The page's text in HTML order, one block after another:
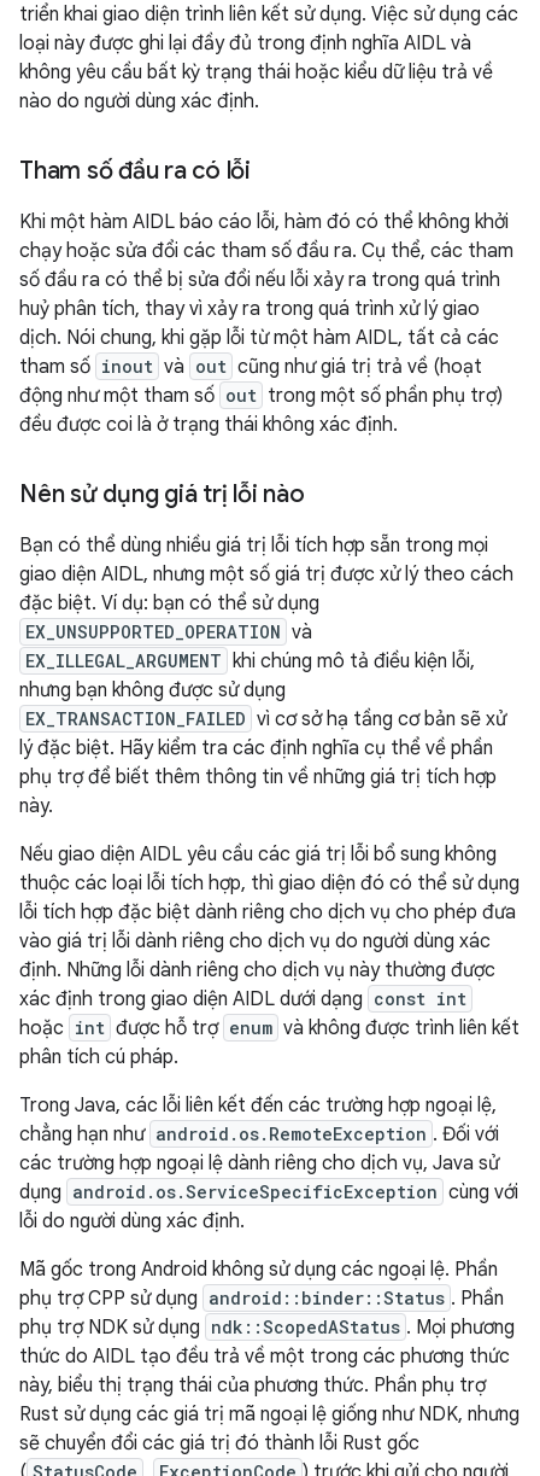
triển khai giao diện trình liên kết sử dụng. Việc sử dụng các
loại này được ghi lại đầy đủ trong định nghĩa AIDL và
không yêu cầu bất kỳ trạng thái hoặc kiểu dữ liệu trả về
nào do người dùng xác định.
Tham số đầu ra có lỗi
Khi một hàm AIDL báo cáo lỗi, hàm đó có thể không khởi
chạy hoặc sửa đổi các tham số đầu ra. Cụ thể, các tham
số đầu ra có thể bị sửa đổi nếu lỗi xảy ra trong quá trình
huỷ phân tích, thay vì xảy ra trong quá trình xử lý giao
dịch. Nói chung, khi gặp lỗi từ một hàm AIDL, tất cả các
tham số inout và out cũng như giá trị trả về (hoạt
động như một tham số out trong một số phần phụ trợ)
đều được coi là ở trạng thái không xác định.
Nên sử dụng giá trị lỗi nào
Bạn có thể dùng nhiều giá trị lỗi tích hợp sẵn trong mọi
giao diện AIDL, nhưng một số giá trị được xử lý theo cách
đặc biệt. Ví dụ: bạn có thể sử dụng
EX_UNSUPPORTED_OPERATION và
EX_ILLEGAL_ARGUMENT
khi chúng mô tả điều kiện lỗi,
nhưng bạn không được sử dụng
EX_TRANSACTION_FAILED vì cơ sở hạ tầng cơ bản sẽ xử
lý đặc biệt. Hãy kiểm tra các định nghĩa cụ thể về phần
phụ trợ để biết thêm thông tin về những giá trị tích hợp
này.
Nếu giao diện AIDL yêu cầu các giá trị lỗi bổ sung không
thuộc các loại lỗi tích hợp, thì giao diện đó có thể sử dụng
lỗi tích hợp đặc biệt dành riêng cho dịch vụ cho phép đưa
vào giá trị lỗi dành riêng cho dịch vụ do người dùng xác
định. Những lỗi dành riêng cho dịch vụ này thường được
xác định trong giao diện AIDL dưới dạng const int
hoặc int được hỗ trợ enum và không được trình liên kết
phân tích cú pháp.
Trong Java, các lỗi liên kết đến các trường hợp ngoại lệ,
chẳng hạn như android.os.RemoteException . Đối với
các trường hợp ngoại lệ dành riêng cho dịch vụ, Java sử
dụng android.os.ServiceSpecificException cùng với
lỗi do người dùng xác định.
Mã gốc trong Android không sử dụng các ngoại lệ. Phần
phụ trợ CPP sử dụng android::binder::Status . Phần
phụ trợ NDK sử dụng ndk::ScopedAStatus . Mọi phương
thức do AIDL tạo đều trả về một trong các phương thức
này, biểu thị trạng thái của phương thức. Phần phụ trợ
Rust sử dụng các giá trị mã ngoại lệ giống như NDK, nhưng
sẽ chuyển đổi các giá trị đó thành lỗi Rust gốc